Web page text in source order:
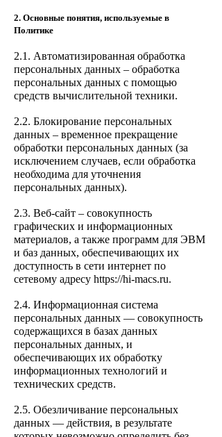
2. Основные понятия, используемые в
Политике
2.1. Автоматизированная обработка
персональных данных – обработка
персональных данных с помощью
средств вычислительной техники.
2.2. Блокирование персональных
данных – временное прекращение
обработки персональных данных (за
исключением случаев, если обработка
необходима для уточнения
персональных данных).
2.3. Веб-сайт – совокупность
графических и информационных
материалов, а также программ для ЭВМ
и баз данных, обеспечивающих их
доступность в сети интернет по
сетевому адресу https://hi-macs.ru.
2.4. Информационная система
персональных данных — совокупность
содержащихся в базах данных
персональных данных, и
обеспечивающих их обработку
информационных технологий и
технических средств.
2.5. Обезличивание персональных
данных — действия, в результате